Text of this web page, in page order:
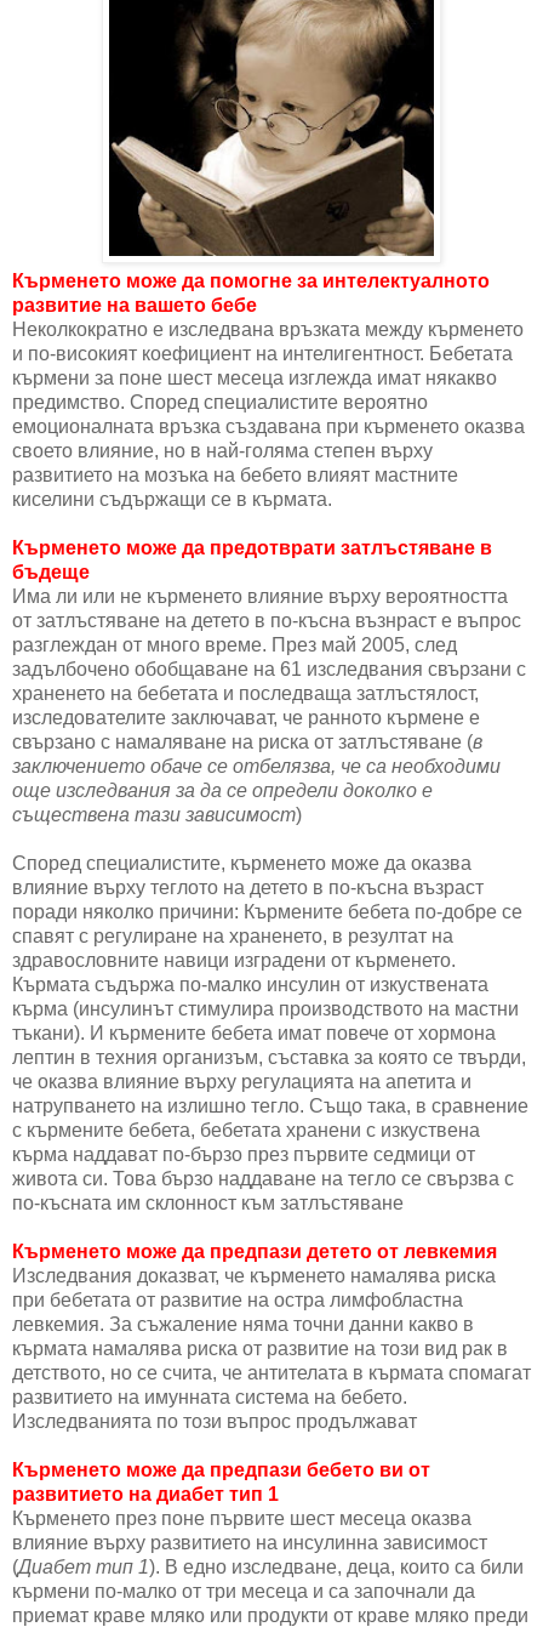
Кърменето може да помогне за интелектуалното
развитие на вашето бебе
Неколкократно е изследвана връзката между кърменето
и по-високият коефициент на интелигентност. Бебетата
кърмени за поне шест месеца изглежда имат някакво
предимство. Според специалистите вероятно
емоционалната връзка създавана при кърменето оказва
своето влияние, но в най-голяма степен върху
развитието на мозъка на бебето влияят мастните
киселини съдържащи се в кърмата.
Кърменето може да предотврати затлъстяване в
бъдеще
Има ли или не кърменето влияние върху вероятността
от затлъстяване на детето в по-късна възнраст е въпрос
разглеждан от много време. През май 2005, след
задълбочено обобщаване на 61 изследвания свързани с
храненето на бебетата и последваща затлъстялост,
изследователите заключават, че ранното кърмене е
свързано с намаляване на риска от затлъстяване (в
заключението обаче се отбелязва, че са необходими
още изследвания за да се определи доколко е
съществена тази зависимост)
Според специалистите, кърменето може да оказва
влияние върху теглото на детето в по-късна възраст
поради няколко причини: Кърмените бебета по-добре се
спавят с регулиране на храненето, в резултат на
здравословните навици изградени от кърменето.
Кърмата съдържа по-малко инсулин от изкуствената
кърма (инсулинът стимулира производството на мастни
тъкани). И кърмените бебета имат повече от хормона
лептин в техния организъм, съставка за която се твърди,
че оказва влияние върху регулацията на апетита и
натрупването на излишно тегло. Също така, в сравнение
с кърмените бебета, бебетата хранени с изкуствена
кърма наддават по-бързо през първите седмици от
живота си. Това бързо наддаване на тегло се свързва с
по-късната им склонност към затлъстяване
Кърменето може да предпази детето от левкемия
Изследвания доказват, че кърменето намалява риска
при бебетата от развитие на остра лимфобластна
левкемия. За съжаление няма точни данни какво в
кърмата намалява риска от развитие на този вид рак в
детството, но се счита, че антителата в кърмата спомагат
развитието на имунната система на бебето.
Изследванията по този въпрос продължават
Кърменето може да предпази бебето ви от
развитието на диабет тип 1
Кърменето през поне първите шест месеца оказва
влияние върху развитието на инсулинна зависимост
(Диабет тип 1). В едно изследване, деца, които са били
кърмени по-малко от три месеца и са започнали да
приемат краве мляко или продукти от краве мляко преди